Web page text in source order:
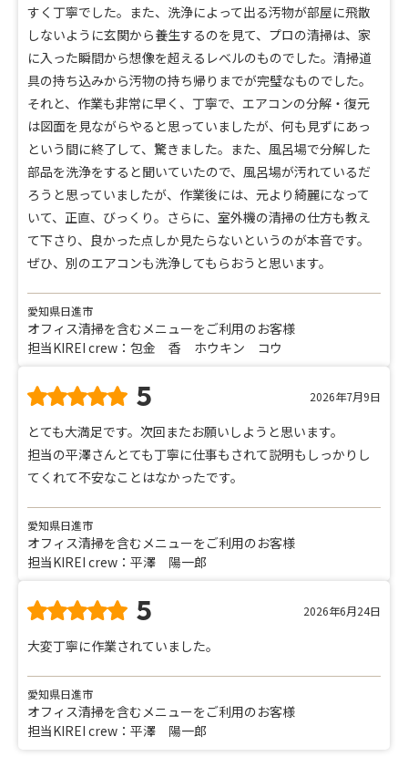
すく丁寧でした。また、洗浄によって出る汚物が部屋に飛散
しないように玄関から養生するのを見て、プロの清掃は、家
に入った瞬間から想像を超えるレベルのものでした。清掃道
具の持ち込みから汚物の持ち帰りまでが完璧なものでした。
それと、作業も非常に早く、丁寧で、エアコンの分解・復元
は図面を見ながらやると思っていましたが、何も見ずにあっ
という間に終了して、驚きました。また、風呂場で分解した
部品を洗浄をすると聞いていたので、風呂場が汚れているだ
ろうと思っていましたが、作業後には、元より綺麗になって
いて、正直、びっくり。さらに、室外機の清掃の仕方も教え
て下さり、良かった点しか見たらないというのが本音です。
ぜひ、別のエアコンも洗浄してもらおうと思います。
愛知県日進市
オフィス清掃を含むメニューをご利用のお客様
担当KIREI crew：包金 香 ホウキン コウ
5 2026年7月9日
とても大満足です。次回またお願いしようと思います。
担当の平澤さんとても丁寧に仕事もされて説明もしっかりし
てくれて不安なことはなかったです。
愛知県日進市
オフィス清掃を含むメニューをご利用のお客様
担当KIREI crew：平澤 陽一郎
5 2026年6月24日
大変丁寧に作業されていました。
愛知県日進市
オフィス清掃を含むメニューをご利用のお客様
担当KIREI crew：平澤 陽一郎